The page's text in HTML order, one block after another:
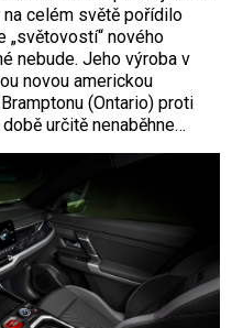
celém světě pořídilo
„světovostí“ nového
nebude. Jeho výroba v
novou americkou
(Ontario) proti
určitě nenaběhne…